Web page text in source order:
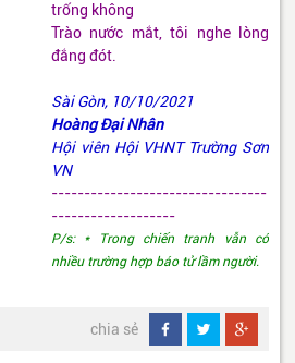
trống không
Trào nước mắt, tôi nghe lòng
đắng đót.
Sài Gòn, 10/10/2021
Hoàng Đại Nhân
Hội viên Hội VHNT Trường Sơn
VN
---------------------------------
-------------------
P/s: * Trong chiến tranh vẫn có
nhiều trường hợp báo tử lầm người.
chia sẻ